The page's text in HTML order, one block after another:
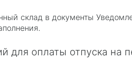
склад в документы
для оплаты отпуска на